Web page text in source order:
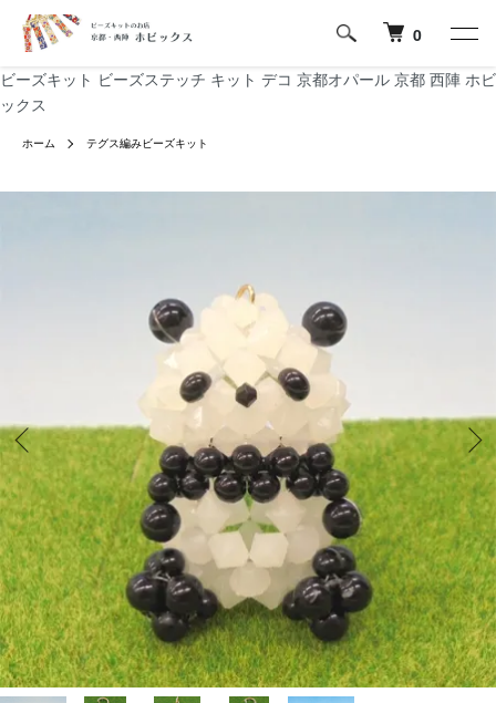
ビーズキット ビーズステッチ キット デコ 京都オパール 京都 西陣 ホビ
ックス
0
ホーム テグス編みビーズキット